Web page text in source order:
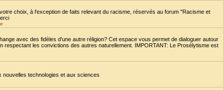
choix, à l'exception de faits relevant du racisme, réservés au forum "Racisme et
avec des fidèles d'une autre réligion? Cet espace vous permet de dialoguer autour
respectant les convictions des autres naturellement. IMPORTANT: Le Prosélytisme est
technologies et aux sciences